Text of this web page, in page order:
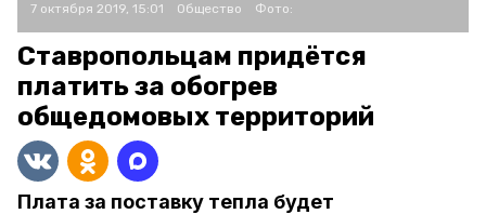
7 октября 2019, 15:01 Общество Фото:
Ставропольцам придётся
платить за обогрев
общедомовых территорий
Плата за поставку тепла будет